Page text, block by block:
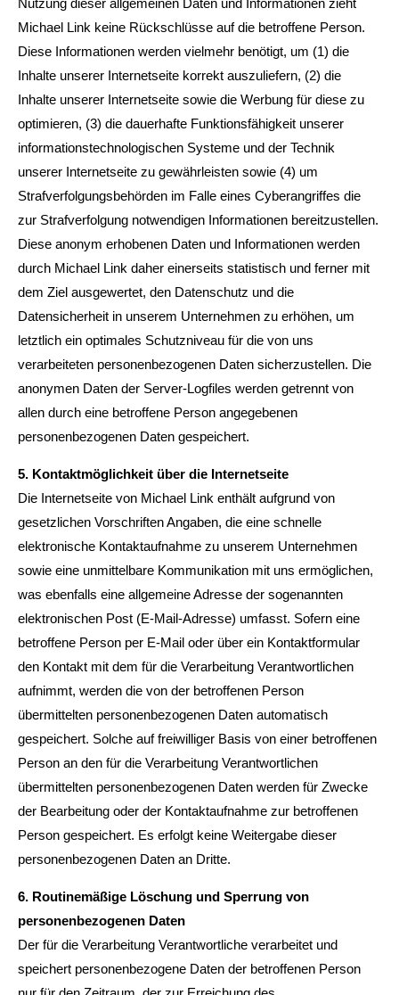
Nutzung dieser allgemeinen Daten und Informationen zieht
Michael Link keine Rückschlüsse auf die betroffene Person.
Diese Informationen werden vielmehr benötigt, um (1) die
Inhalte unserer Internetseite korrekt auszuliefern, (2) die
Inhalte unserer Internetseite sowie die Werbung für diese zu
optimieren, (3) die dauerhafte Funktionsfähigkeit unserer
informationstechnologischen Systeme und der Technik
unserer Internetseite zu gewährleisten sowie (4) um
Strafverfolgungsbehörden im Falle eines Cyberangriffes die
zur Strafverfolgung notwendigen Informationen bereitzustellen.
Diese anonym erhobenen Daten und Informationen werden
durch Michael Link daher einerseits statistisch und ferner mit
dem Ziel ausgewertet, den Datenschutz und die
Datensicherheit in unserem Unternehmen zu erhöhen, um
letztlich ein optimales Schutzniveau für die von uns
verarbeiteten personenbezogenen Daten sicherzustellen. Die
anonymen Daten der Server-Logfiles werden getrennt von
allen durch eine betroffene Person angegebenen
personenbezogenen Daten gespeichert.
5. Kontaktmöglichkeit über die Internetseite
Die Internetseite von Michael Link enthält aufgrund von
gesetzlichen Vorschriften Angaben, die eine schnelle
elektronische Kontaktaufnahme zu unserem Unternehmen
sowie eine unmittelbare Kommunikation mit uns ermöglichen,
was ebenfalls eine allgemeine Adresse der sogenannten
elektronischen Post (E-Mail-Adresse) umfasst. Sofern eine
betroffene Person per E-Mail oder über ein Kontaktformular
den Kontakt mit dem für die Verarbeitung Verantwortlichen
aufnimmt, werden die von der betroffenen Person
übermittelten personenbezogenen Daten automatisch
gespeichert. Solche auf freiwilliger Basis von einer betroffenen
Person an den für die Verarbeitung Verantwortlichen
übermittelten personenbezogenen Daten werden für Zwecke
der Bearbeitung oder der Kontaktaufnahme zur betroffenen
Person gespeichert. Es erfolgt keine Weitergabe dieser
personenbezogenen Daten an Dritte.
6. Routinemäßige Löschung und Sperrung von
personenbezogenen Daten
Der für die Verarbeitung Verantwortliche verarbeitet und
speichert personenbezogene Daten der betroffenen Person